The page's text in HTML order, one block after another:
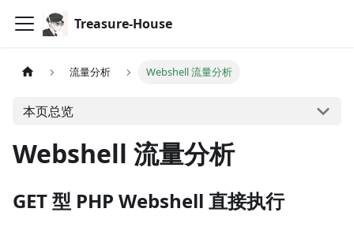
Treasure-House
流量分析 Webshell 流量分析
本页总览
Webshell 流量分析
GET 型 PHP Webshell 直接执行